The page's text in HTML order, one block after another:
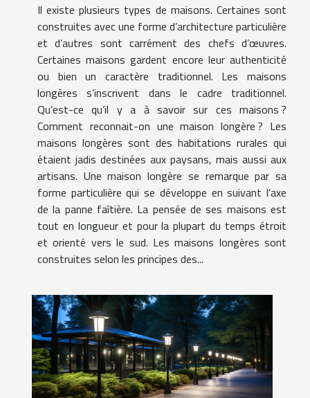
Il existe plusieurs types de maisons. Certaines sont
construites avec une forme d’architecture particulière
et d’autres sont carrément des chefs d’œuvres.
Certaines maisons gardent encore leur authenticité
ou bien un caractère traditionnel. Les maisons
longères s’inscrivent dans le cadre traditionnel.
Qu’est-ce qu’il y a à savoir sur ces maisons ?
Comment reconnait-on une maison longère ? Les
maisons longères sont des habitations rurales qui
étaient jadis destinées aux paysans, mais aussi aux
artisans. Une maison longère se remarque par sa
forme particulière qui se développe en suivant l’axe
de la panne faîtière. La pensée de ses maisons est
tout en longueur et pour la plupart du temps étroit
et orienté vers le sud. Les maisons longères sont
construites selon les principes des...